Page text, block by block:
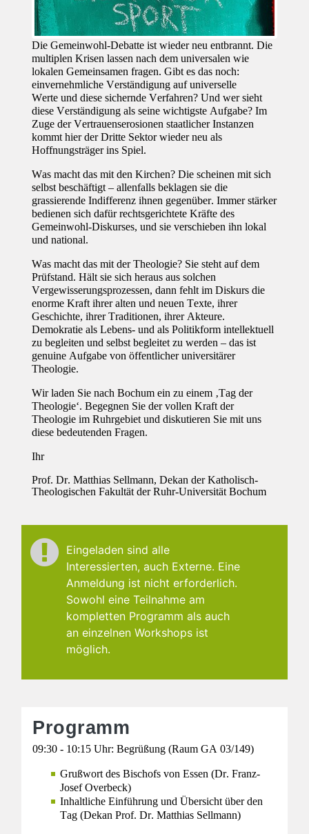
Die Gemeinwohl-Debatte ist wieder neu entbrannt. Die
multiplen Krisen lassen nach dem universalen wie
lokalen Gemeinsamen fragen. Gibt es das noch:
einvernehmliche Verständigung auf universelle
Werte und diese sichernde Verfahren? Und wer sieht
diese Verständigung als seine wichtigste Aufgabe? Im
Zuge der Vertrauenserosionen staatlicher Instanzen
kommt hier der Dritte Sektor wieder neu als
Hoffnungsträger ins Spiel.
Was macht das mit den Kirchen? Die scheinen mit sich
selbst beschäftigt – allenfalls beklagen sie die
grassierende Indifferenz ihnen gegenüber. Immer stärker
bedienen sich dafür rechtsgerichtete Kräfte des
Gemeinwohl-Diskurses, und sie verschieben ihn lokal
und national.
Was macht das mit der Theologie? Sie steht auf dem
Prüfstand. Hält sie sich heraus aus solchen
Vergewisserungsprozessen, dann fehlt im Diskurs die
enorme Kraft ihrer alten und neuen Texte, ihrer
Geschichte, ihrer Traditionen, ihrer Akteure.
Demokratie als Lebens- und als Politikform intellektuell
zu begleiten und selbst begleitet zu werden – das ist
genuine Aufgabe von öffentlicher universitärer
Theologie.
Wir laden Sie nach Bochum ein zu einem ‚Tag der
Theologie‘. Begegnen Sie der vollen Kraft der
Theologie im Ruhrgebiet und diskutieren Sie mit uns
diese bedeutenden Fragen.
Ihr
Prof. Dr. Matthias Sellmann, Dekan der Katholisch-
Theologischen Fakultät der Ruhr-Universität Bochum
Eingeladen sind alle
Interessierten, auch Externe. Eine
Anmeldung ist nicht erforderlich.
Sowohl eine Teilnahme am
kompletten Programm als auch
an einzelnen Workshops ist
möglich.
Programm
09:30 - 10:15 Uhr: Begrüßung (Raum GA 03/149)
Grußwort des Bischofs von Essen (Dr. Franz-
Josef Overbeck)
Inhaltliche Einführung und Übersicht über den
Tag (Dekan Prof. Dr. Matthias Sellmann)